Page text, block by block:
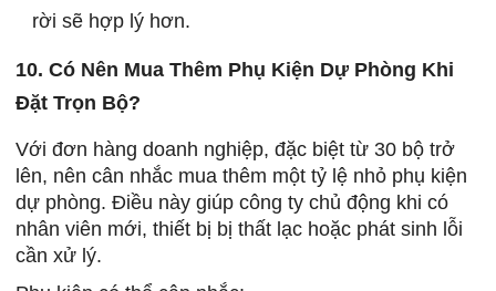
rời sẽ hợp lý hơn.
10. Có Nên Mua Thêm Phụ Kiện Dự Phòng Khi
Đặt Trọn Bộ?
Với đơn hàng doanh nghiệp, đặc biệt từ 30 bộ trở
lên, nên cân nhắc mua thêm một tỷ lệ nhỏ phụ kiện
dự phòng. Điều này giúp công ty chủ động khi có
nhân viên mới, thiết bị bị thất lạc hoặc phát sinh lỗi
cần xử lý.